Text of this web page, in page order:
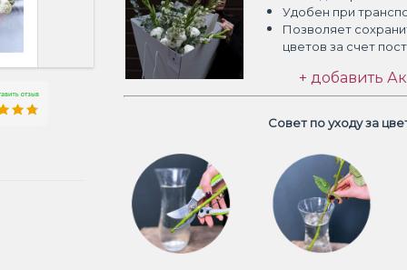
Удобен при
Позволяет
цветов за счет
+ добавить
Совет по уходу за